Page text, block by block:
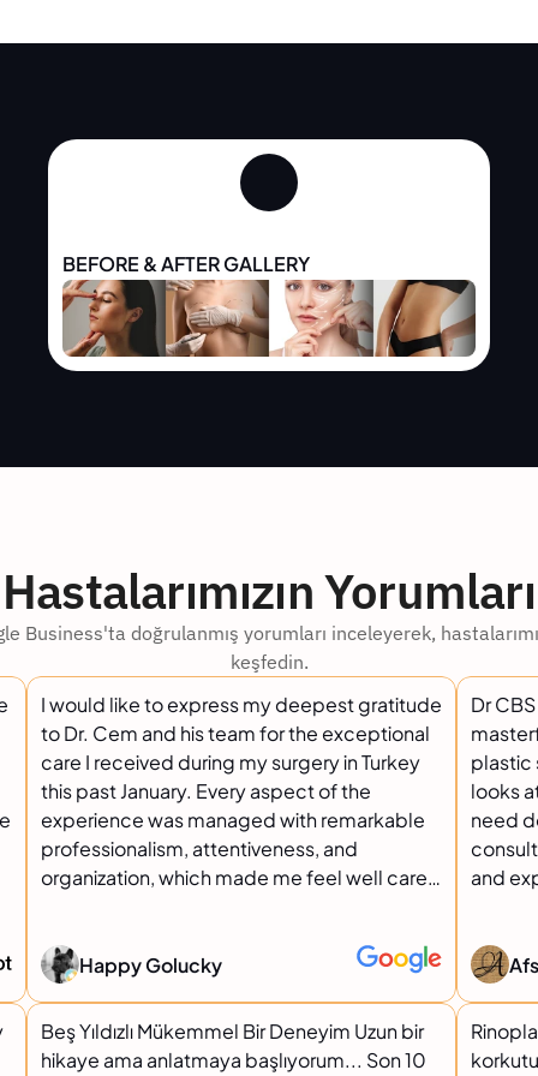
BEFORE & AFTER GALLERY
Hastalarımızın Yorumları
Business'ta doğrulanmış yorumları inceleyerek,
keşfedin.
I would like to express my deepest gratitude
to Dr. Cem and his team for the exceptional
care I received during my surgery in Turkey
this past January. Every aspect of the
experience was managed with remarkable
professionalism, attentiveness, and
organization, which made me feel well cared
She was thorough, attentive, and
never left uncertain about what to expect. I
was always given clear guidance regarding
Happy Golucky
Dr
plastic
looks
need
and
did for
above
can
Beş Yıldızlı Mükemmel Bir Deneyim Uzun bir
hikaye ama anlatmaya başlıyorum... Son 10